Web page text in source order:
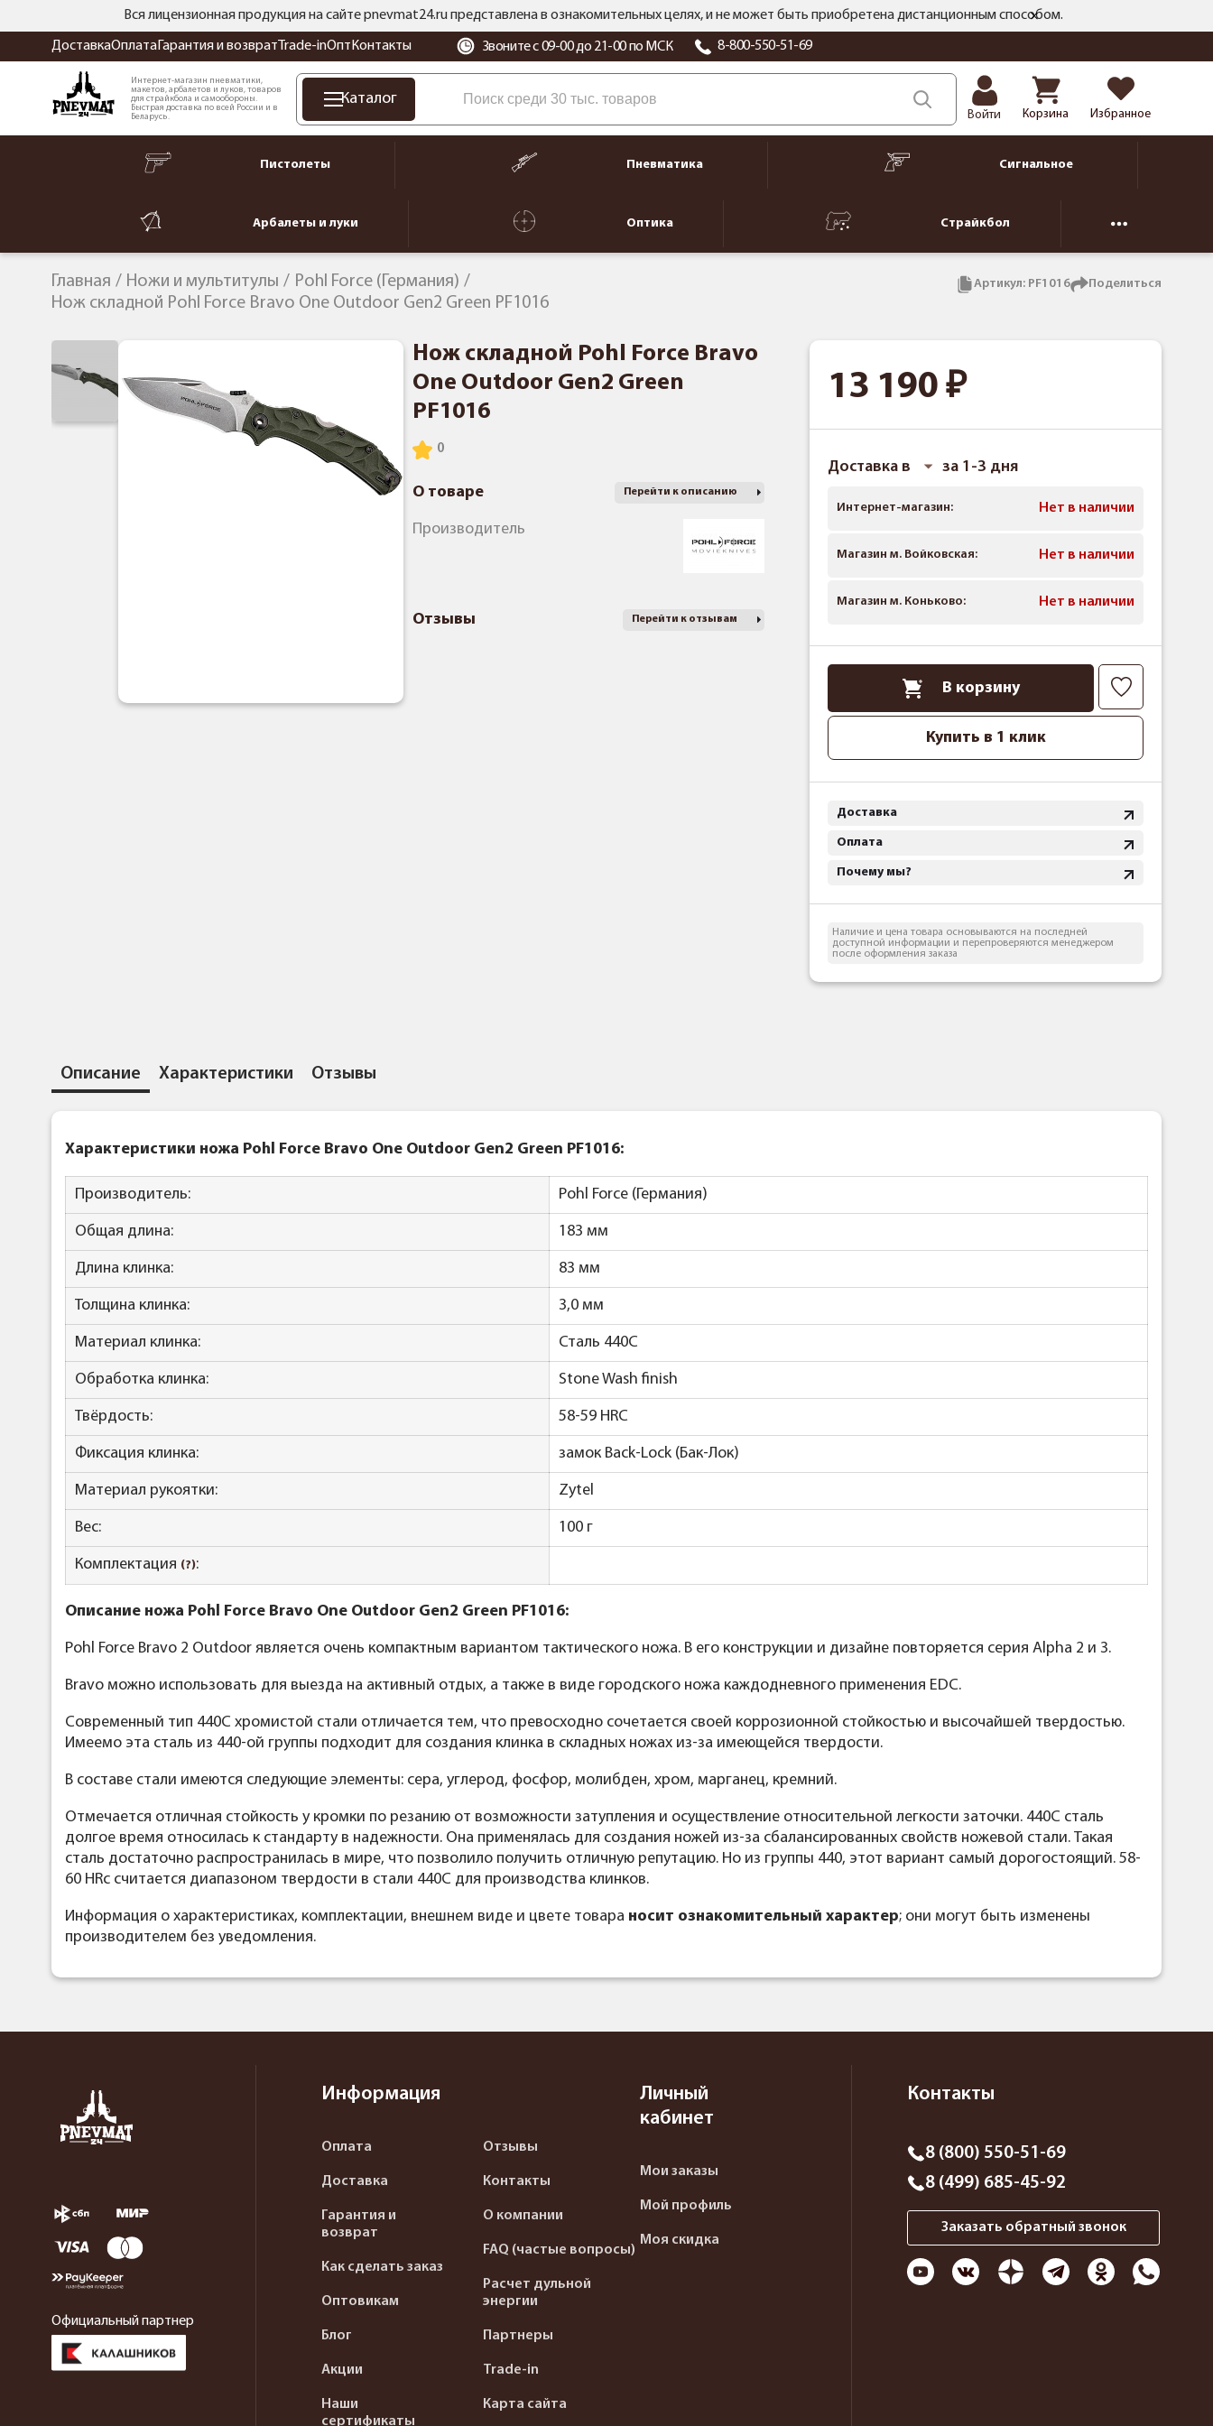
Вся лицензионная продукция на сайте pnevmat24.ru представлена в ознакомительных целях, и не может быть приобретена дистанционным способом.
ДоставкаОплата Гарантия и возврат Trade-inОпт Контакты Звоните с 09-00 до 21-00 по МСК 8-800-550-51-69
Интернет-магазин пневматики,
макетов, арбалетов и луков, товаров
для страйкбола и самообороны.
Быстрая доставка по всей России и в
Беларусь.
Каталог
Войти Корзина Избранное
Пистолеты Пневматика Сигнальное
Арбалеты и луки Оптика Страйкбол
Главная Ножи и мультитулы
Pohl Force (Германия)
Нож складной Pohl Force Bravo One Outdoor Gen2 Green PF1016
Артикул: PF1016 Поделиться
Нож складной Pohl Force Bravo
One Outdoor Gen2 Green
PF1016
О товаре Перейти к описанию
Производитель
Отзывы Перейти к отзывам
13 190
Доставка в за 1-3 дня
Интернет-магазин: Нет в наличии
Магазин м. Войковская: Нет в наличии
Магазин м. Коньково: Нет в наличии
В корзину
Купить в 1 клик
Доставка
Оплата
Почему мы?
Наличие и цена товара основываются на последней
доступной информации и перепроверяются менеджером
после оформления заказа
Описание Характеристики Отзывы
Характеристики ножа Pohl Force Bravo One Outdoor Gen2 Green PF1016:
Производитель: Pohl Force (Германия)
Общая длина: 183 мм
Длина клинка: 83 мм
Толщина клинка: 3,0 мм
Материал клинка: Сталь 440С
Обработка клинка: Stone Wash finish
Твёрдость: 58-59 HRC
Фиксация клинка: замок Back-Lock (Бак-Лок)
Материал рукоятки: Zytel
Вес: 100 г
Комплектация (?):
Описание ножа Pohl Force Bravo One Outdoor Gen2 Green PF1016:
Pohl Force Bravo 2 Outdoor является очень компактным вариантом тактического ножа. В его конструкции и дизайне повторяется серия Alpha 2 и 3.
Bravo можно использовать для выезда на активный отдых, а также в виде городского ножа каждодневного применения EDC.
Современный тип 440C хромистой стали отличается тем, что превосходно сочетается своей коррозионной стойкостью и высочайшей твердостью.
Имеемо эта сталь из 440-ой группы подходит для создания клинка в складных ножах из-за имеющейся твердости.
В составе стали имеются следующие элементы: сера, углерод, фосфор, молибден, хром, марганец, кремний.
Отмечается отличная стойкость у кромки по резанию от возможности затупления и осуществление относительной легкости заточки. 440С сталь
долгое время относилась к стандарту в надежности. Она применялась для создания ножей из-за сбалансированных свойств ножевой стали. Такая
сталь достаточно распространилась в мире, что позволило получить отличную репутацию. Но из группы 440, этот вариант самый дорогостоящий. 58-
60 HRc считается диапазоном твердости в стали 440С для производства клинков.
Информация о характеристиках, комплектации, внешнем виде и цвете товара носит ознакомительный характер; они могут быть изменены
производителем без уведомления.
Официальный партнер
Информация
Оплата
Доставка
Гарантия и
возврат
Как сделать заказ
Оптовикам
Блог
Акции
Наши
сертификаты
Отзывы
Контакты
О компании
FAQ (частые вопросы)
Расчет дульной
энергии
Партнеры
Trade-in
Карта сайта
Личный
кабинет
Мои заказы
Мой профиль
Моя скидка
Контакты
8 (800) 550-51-69
8 (499) 685-45-92
Заказать обратный звонок